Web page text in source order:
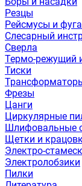
Резцы
Рейсмусы и
Слесарный
Сверла
Термо-режущий
Тиски
Фрезы
Цанги
Циркулярные
Шлифовальные
Щетки и
Электро-
Электролобзики
Пилки